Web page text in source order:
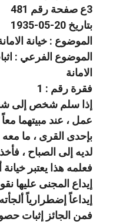
3ع صفحة رقم 481
بتاريخ 20-05-1935
الموضوع : خيانة
الموضوع الفرعي :
الامانة
فقرة رقم : 1
إذا سلم شخص إلى
عمل ، عند مبيتهما
بإحدى القرى ، ما
لديه إلى الصباح ،
فعلمه هذا يعتبر
إيداع المجنى عليها
إيداعاً إضطرارياً
فمن الجائز إثبات